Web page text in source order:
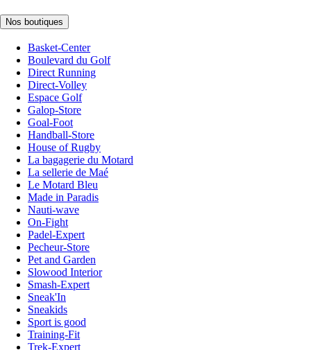
Nos boutiques
Basket-Center
Boulevard du Golf
Direct Running
Direct-Volley
Espace Golf
Galop-Store
Goal-Foot
Handball-Store
House of Rugby
La bagagerie du Motard
La sellerie de Maé
Le Motard Bleu
Made in Paradis
Nauti-wave
On-Fight
Padel-Expert
Pecheur-Store
Pet and Garden
Slowood Interior
Smash-Expert
Sneak'In
Sneakids
Sport is good
Training-Fit
Trek-Expert